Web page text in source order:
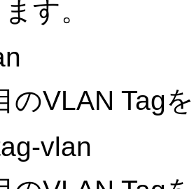
す。
のVLAN Tag
vlan